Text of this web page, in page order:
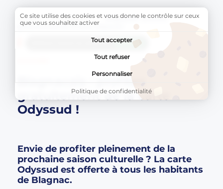
Accueil Actualités Page active :
Blagnacais : profitez
gratuitement de la carte Odyssud !
AddToAny (share) est désactivé. Autoriser
gratuitement de la carte
Odyssud !
Envie de profiter pleinement de la
prochaine saison culturelle ? La carte
Odyssud est offerte à tous les habitants
de Blagnac.
Ce site utilise des cookies et vous donne le contrôle sur ceux
que vous souhaitez activer
Tout accepter
Tout refuser
Personnaliser
Politique de confidentialité